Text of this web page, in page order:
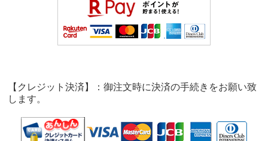
【クレジット決済】：御注文時に決済の手続きをお願い致
します。